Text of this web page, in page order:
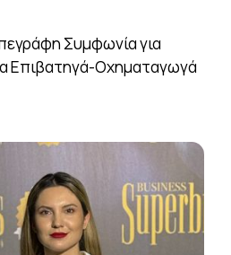
Συμφωνία για
Επιβατηγά-Οχηματαγωγά